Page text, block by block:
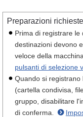
Preparazioni richieste
Prima di registrare
destinazioni devono
veloce della
pulsanti di selezione
Quando si registrano
(cartella condivisa,
gruppo, disabilitare
di conferma.